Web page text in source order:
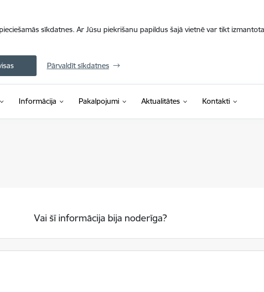
sīkdatnes. Ar Jūsu piekrišanu papildus šajā vietnē var tikt
Pārvaldīt sīkdatnes
Informācija Pakalpojumi Aktualitātes Kontakti
Vai šī informācija bija noderīga?